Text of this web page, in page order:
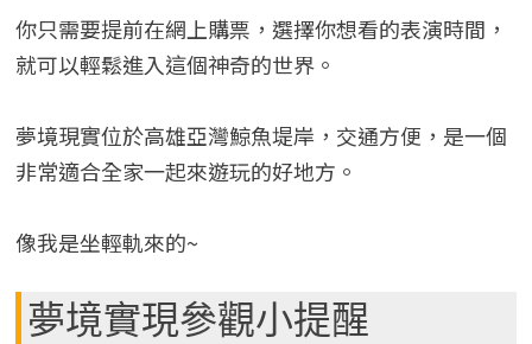
你只需要提前在網上購票，選擇你想看的表演時間，
就可以輕鬆進入這個神奇的世界。
夢境現實位於高雄亞灣鯨魚堤岸，交通方便，是一個
非常適合全家一起來遊玩的好地方。
像我是坐輕軌來的~
夢境實現參觀小提醒